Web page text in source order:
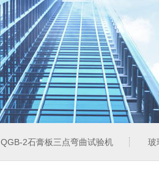
QGB-2石膏板三点弯曲试验机 玻